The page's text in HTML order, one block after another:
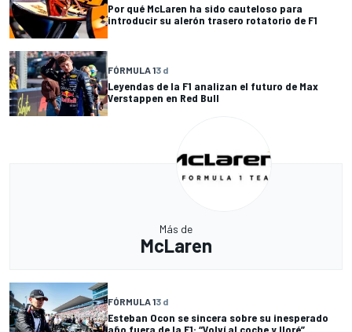
Por qué McLaren ha sido cauteloso para
introducir su alerón trasero rotatorio de F1
FÓRMULA 13 d
Leyendas de la F1 analizan el futuro de Max
Verstappen en Red Bull
Más de
McLaren
FÓRMULA 13 d
Esteban Ocon se sincera sobre su inesperado
año fuera de la F1: “Volví al coche y lloré”